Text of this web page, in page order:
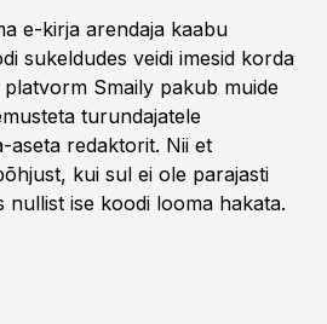
e-kirja arendaja kaabu
sukeldudes veidi imesid korda
Smaily pakub muide
turundajatele
aseta redaktorit. Nii et
kui sul ei ole parajasti
nullist ise koodi looma hakata.